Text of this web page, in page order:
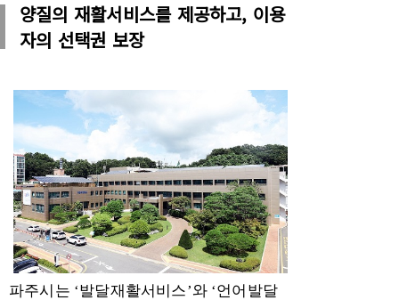
양질의 재활서비스를 제공하고, 이용
자의 선택권 보장
파주시는 ‘발달재활서비스’와 ‘언어발달